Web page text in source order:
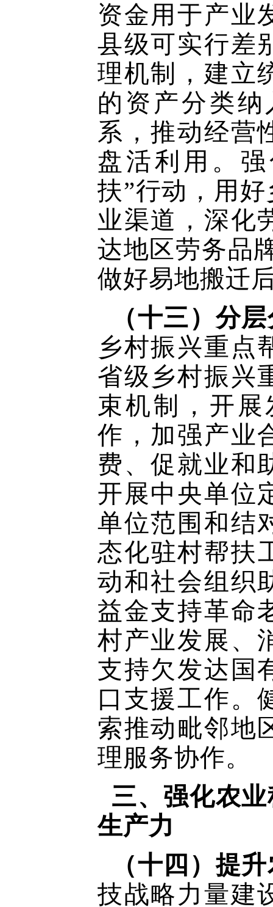
资金用于产业
县级可实行差
理机制，建立
的资产分类
系，推动经营
盘活利用。
扶”行动，用
业渠道，深化
达地区劳务品
做好易地搬迁
（十三）分
乡村振兴重点
省级乡村振兴
束机制，开
作，加强产业
费、促就业和
开展中央单位
单位范围和结
态化驻村帮扶
动和社会组织
益金支持革命
村产业发展、
支持欠发达国
口支援工作。
索推动毗邻地
理服务协作。
三、强化农
生产力
（十四）提
技战略力量建